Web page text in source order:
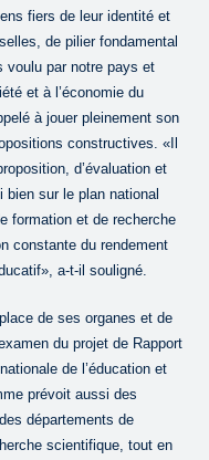
fiers de leur identité et
de pilier fondamental
voulu par notre pays et
et à l’économie du
à jouer pleinement son
constructives. «Il
d’évaluation et
bien sur le plan national
formation et de recherche
constante du rendement
a-t-il souligné.
de ses organes et de
du projet de Rapport
de l’éducation et
prévoit aussi des
départements de
scientifique, tout en